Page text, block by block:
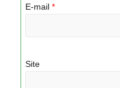
E-mail *
Site